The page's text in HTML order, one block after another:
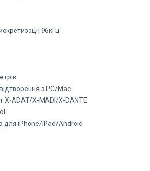
96кГц
з PC/Mac
X-ADAT/X-MADI/X-DANTE
для iPhone/iPad/Android